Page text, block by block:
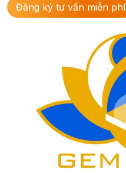
Đăng ký tư vấn miễn phí